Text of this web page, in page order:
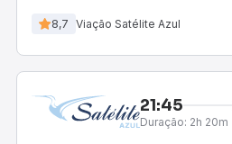
8,7 Viação Satélite Azul
21:45
Duração: 2h 20m